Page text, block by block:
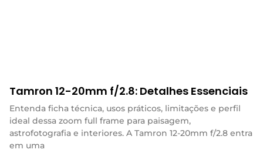
Tamron 12-20mm f/2.8: Detalhes Essenciais
Entenda ficha técnica, usos práticos, limitações e perfil
ideal dessa zoom full frame para paisagem,
astrofotografia e interiores. A Tamron 12-20mm f/2.8 entra
em uma